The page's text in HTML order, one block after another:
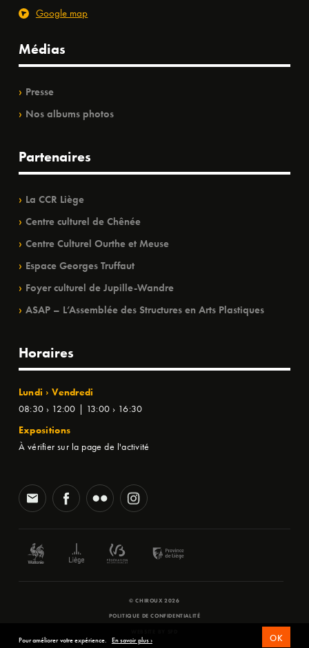
Google map
Médias
Presse
Nos albums photos
Partenaires
La CCR Liège
Centre culturel de Chênée
Centre Culturel Ourthe et Meuse
Espace Georges Truffaut
Foyer culturel de Jupille-Wandre
ASAP – L’Assemblée des Structures en Arts Plastiques
Horaires
Lundi › Vendredi
08:30 › 12:00 | 13:00 › 16:30
Expositions
À vérifier sur la page de l'activité
© CHIROUX 2026
POLITIQUE DE CONFIDENTIALITÉ
Pour améliorer votre expérience. En savoir plus › OK